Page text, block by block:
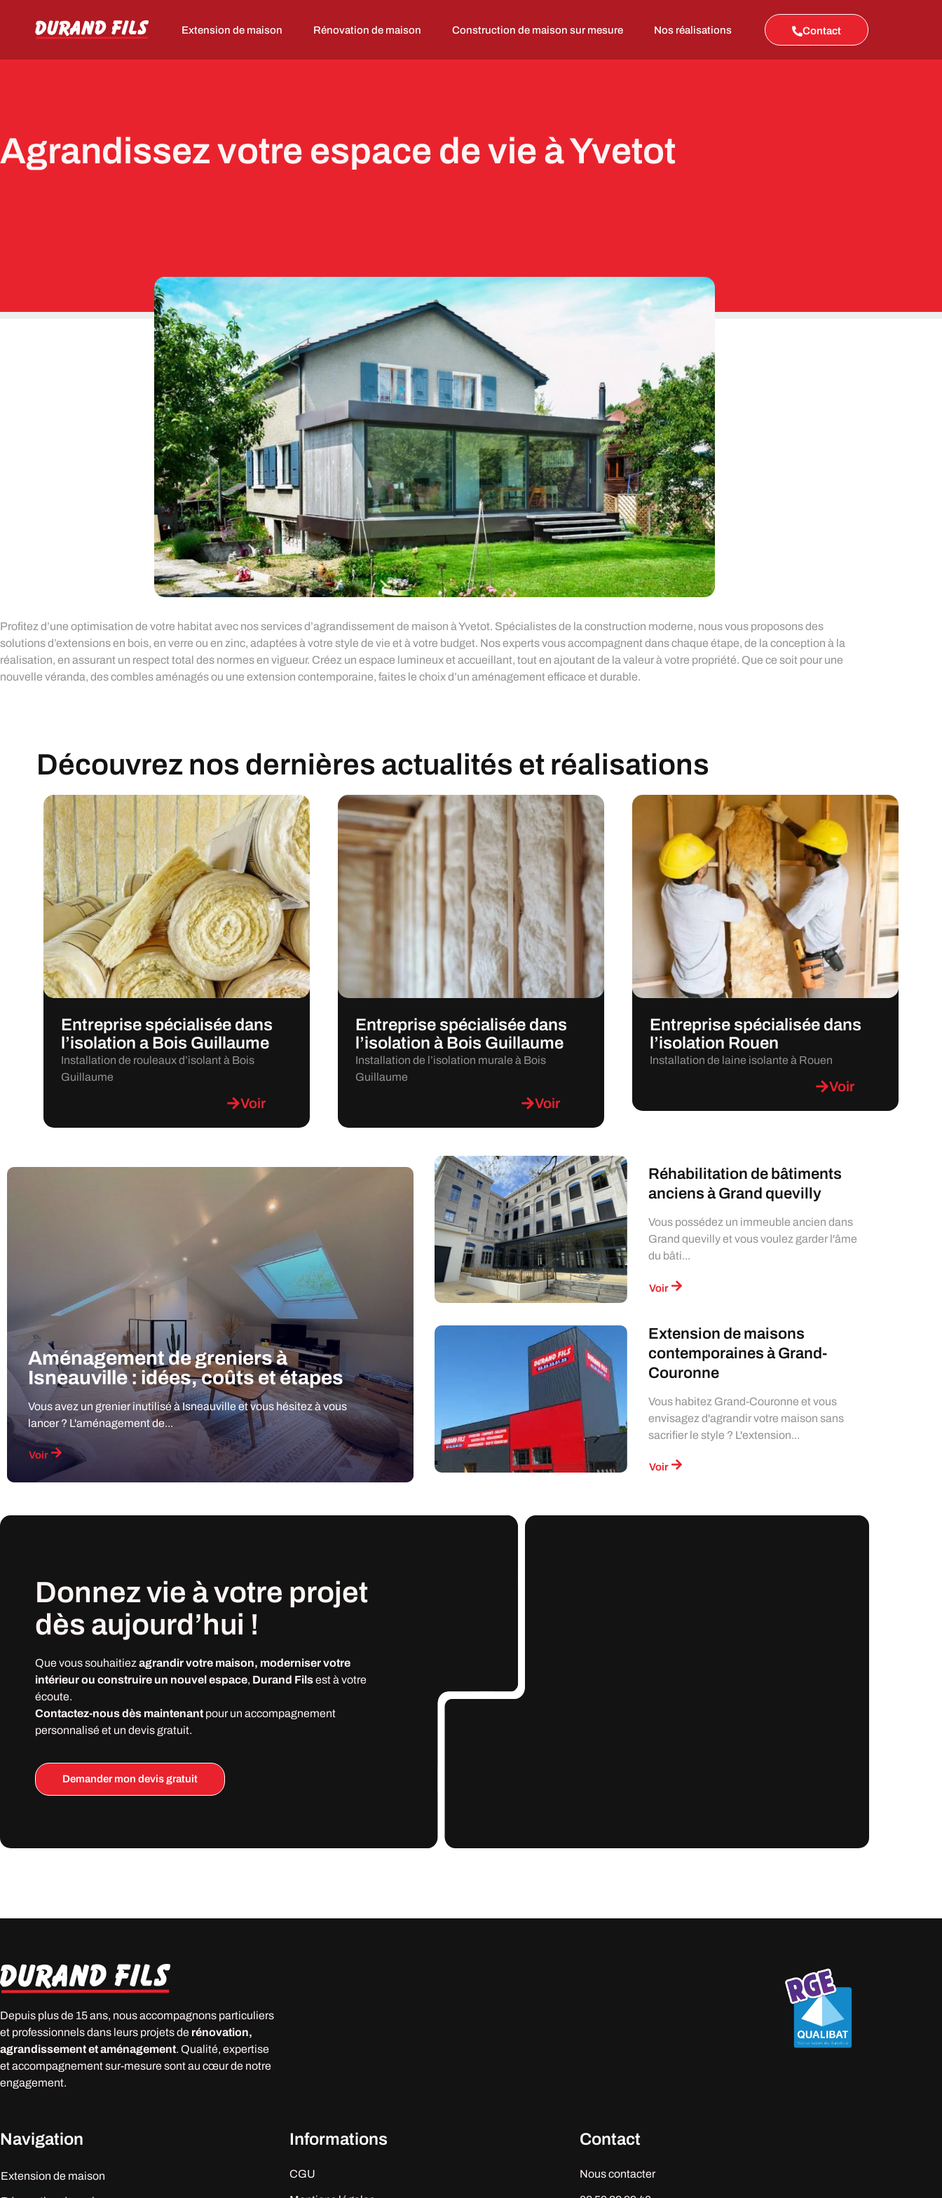
Extension de maison Rénovation de maison Construction de maison sur mesure Nos réalisations Contact
Agrandissez votre espace de vie à Yvetot
Profitez d’une optimisation de votre habitat avec nos services d’agrandissement de maison à Yvetot. Spécialistes de la construction moderne, nous vous proposons des
solutions d’extensions en bois, en verre ou en zinc, adaptées à votre style de vie et à votre budget. Nos experts vous accompagnent dans chaque étape, de la conception à la
réalisation, en assurant un respect total des normes en vigueur. Créez un espace lumineux et accueillant, tout en ajoutant de la valeur à votre propriété. Que ce soit pour une
nouvelle véranda, des combles aménagés ou une extension contemporaine, faites le choix d’un aménagement efficace et durable.
Découvrez nos dernières actualités et réalisations
Entreprise spécialisée dans
l’isolation a Bois Guillaume
Installation de rouleaux d’isolant à Bois
Guillaume
Voir
Entreprise spécialisée dans
l’isolation à Bois Guillaume
Installation de l’isolation murale à Bois
Guillaume
Voir
Entreprise spécialisée dans
l’isolation Rouen
Installation de laine isolante à Rouen
Voir
Aménagement de greniers à
Isneauville : idées, coûts et étapes
Vous avez un grenier inutilisé à Isneauville et vous hésitez à vous
lancer ? L'aménagement de...
Voir
Réhabilitation de bâtiments
anciens à Grand quevilly
Vous possédez un immeuble ancien dans
Grand quevilly et vous voulez garder l'âme
du bâti...
Voir
Extension de maisons
contemporaines à Grand-
Couronne
Vous habitez Grand-Couronne et vous
envisagez d'agrandir votre maison sans
sacrifier le style ? L'extension...
Voir
Donnez vie à votre projet
dès aujourd’hui !
Que vous souhaitiez agrandir votre maison, moderniser votre
intérieur ou construire un nouvel espace, Durand Filsest à votre
écoute.
Contactez-nous dès maintenant pour un accompagnement
personnalisé et un devis gratuit.
Demander mon devis gratuit
Depuis plus de 15 ans, nous accompagnons particuliers
et professionnels dans leurs projets de rénovation,
agrandissement et aménagement. Qualité, expertise
et accompagnement sur-mesure sont au cœur de notre
engagement.
Navigation
Extension de maison
Informations
CGU
Contact
Nous contacter